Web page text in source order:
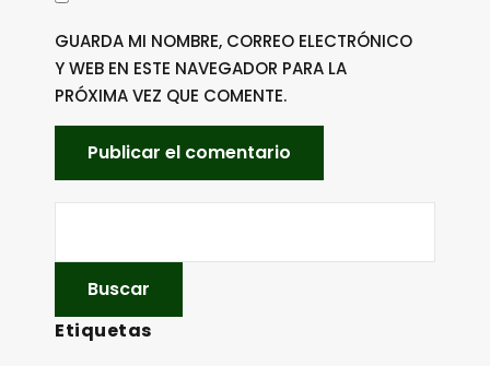
GUARDA MI NOMBRE, CORREO ELECTRÓNICO
Y WEB EN ESTE NAVEGADOR PARA LA
PRÓXIMA VEZ QUE COMENTE.
Etiquetas